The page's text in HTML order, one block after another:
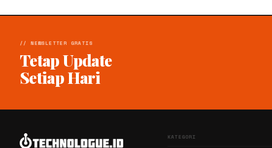
// NEWSLETTER GRATIS
Tetap Update
Setiap Hari
KATEGORI